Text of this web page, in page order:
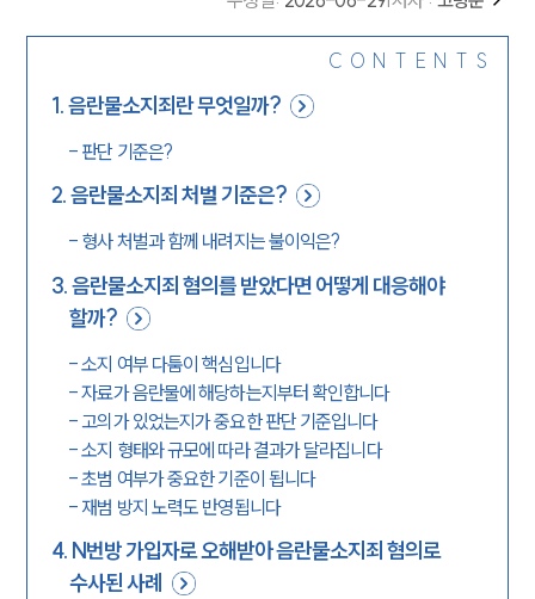
CONTENTS
1.음란물소지죄란 무엇일까?
- 판단 기준은?
2.음란물소지죄 처벌 기준은?
- 형사 처벌과 함께 내려지는 불이익은?
3.음란물소지죄 혐의를 받았다면 어떻게 대응해야
할까?
-소지 여부 다툼이 핵심입니다
-자료가 음란물에 해당하는지부터 확인합니다
-고의가 있었는지가 중요한 판단 기준입니다
-소지 형태와 규모에 따라 결과가 달라집니다
-초범 여부가 중요한 기준이 됩니다
- 재범 방지 노력도 반영됩니다
4. N번방 가입자로 오해받아 음란물소지죄 혐의로
수사된 사례